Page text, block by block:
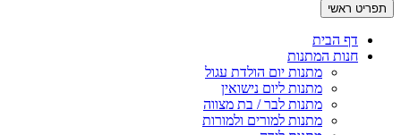
תפריט ראשי
דף הבית
חנות המתנות
מתנות יום הולדת עגול
מתנות ליום נישואין
מתנות לבר / בת מצווה
מתנות למורים ולמורות